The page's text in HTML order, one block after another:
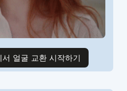
얼굴 교환 시작하기